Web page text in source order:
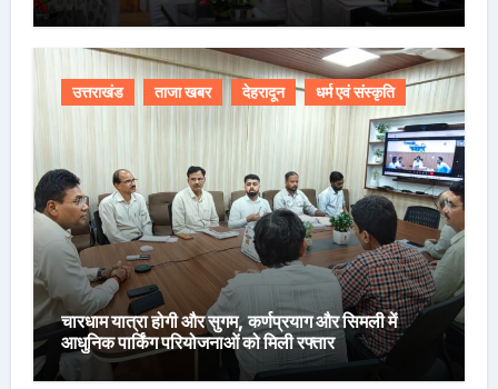
उत्तराखंड ताजा खबर देहरादून धर्म एवं संस्कृति
चारधाम यात्रा होगी और सुगम, कर्णप्रयाग और सिमली में
आधुनिक पार्किंग परियोजनाओं को मिली रफ्तार